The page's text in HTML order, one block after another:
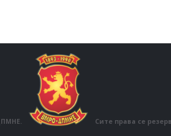
Сите права се